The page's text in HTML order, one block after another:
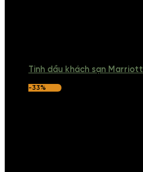
Tinh dầu khách sạn Marriott
-33%